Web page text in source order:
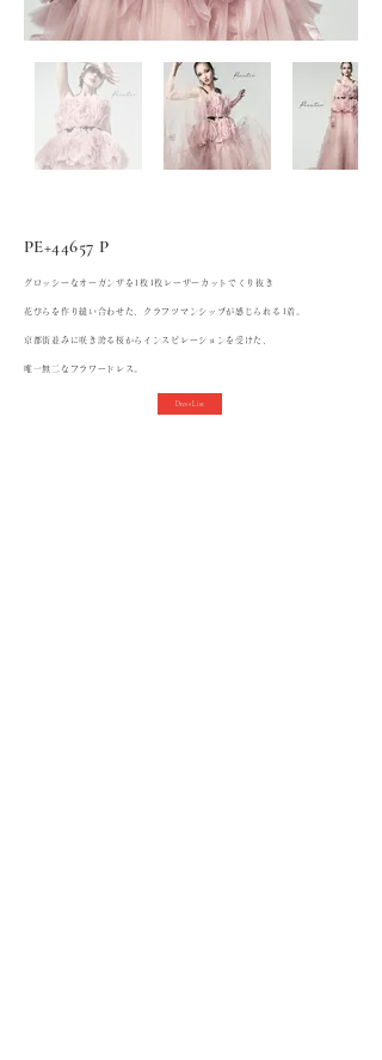
PE+44657 P
グロッシーなオーガンザを1枚1枚レーザーカットでくり抜き
花びらを作り縫い合わせた、クラフツマンシップが感じられる1着。
京都街並みに咲き誇る桜からインスピレーションを受けた、
唯一無二なフラワードレス。
Dress List